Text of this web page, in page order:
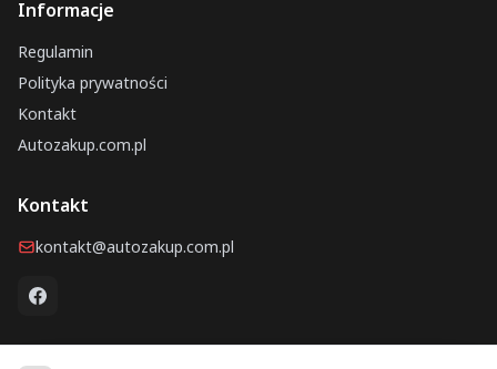
Informacje
Regulamin
Polityka prywatności
Kontakt
Autozakup.com.pl
Kontakt
kontakt@autozakup.com.pl